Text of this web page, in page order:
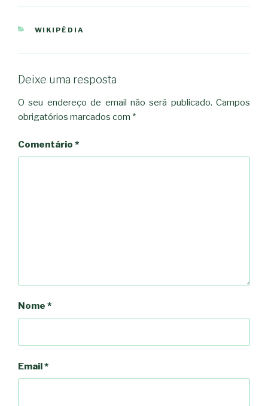
CATEGORIAS
WIKIPÉDIA
Deixe uma resposta
O seu endereço de email não será publicado. Campos
obrigatórios marcados com *
Comentário *
Nome *
Email *